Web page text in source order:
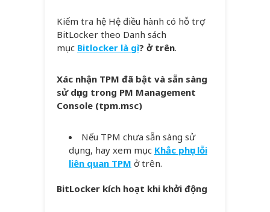
Kiểm tra hệ Hệ điều hành có hỗ trợ
BitLocker theo Danh sách
mục Bitlocker là gì? ở trên.
Xác nhận TPM đã bật và sẵn sàng
sử dụng trong PM Management
Console (tpm.msc)
Nếu TPM chưa sẵn sàng sử
dụng, hay xem mục Khắc phục lỗi
liên quan TPM ở trên.
BitLocker kích hoạt khi khởi động